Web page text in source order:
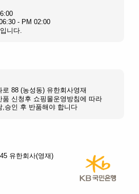
- PM 02:00
니다.
88 (농성동) 유한회사영재
신청후 쇼핑몰운영방침에 따라
,승인 후 반품해야 합니다
유한회사(영재)